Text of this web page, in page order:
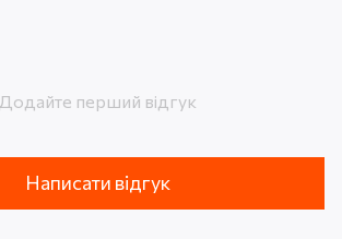
Додайте перший відгук
Написати відгук